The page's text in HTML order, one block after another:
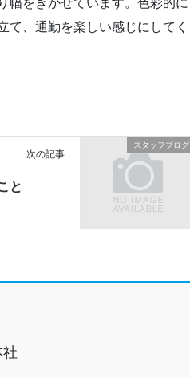
て、通勤を楽しい感じにしてく
スタッフブログ
次の記事
と